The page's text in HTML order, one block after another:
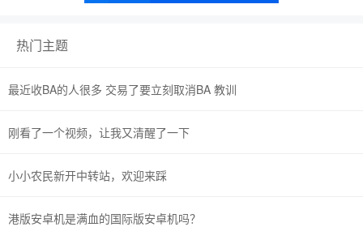
热门主题
最近收BA的人很多 交易了要立刻取消BA 教训
刚看了一个视频，让我又清醒了一下
小小农民新开中转站，欢迎来踩
港版安卓机是满血的国际版安卓机吗？